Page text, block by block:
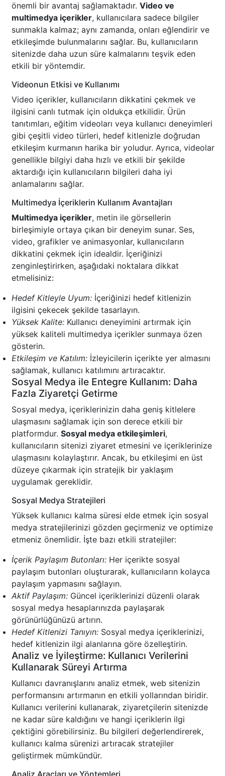
önemli bir avantaj sağlamaktadır. Video ve
multimedya içerikler, kullanıcılara sadece bilgiler
sunmakla kalmaz; aynı zamanda, onları eğlendirir ve
etkileşimde bulunmalarını sağlar. Bu, kullanıcıların
sitenizde daha uzun süre kalmalarını teşvik eden
etkili bir yöntemdir.
Videonun Etkisi ve Kullanımı
Video içerikler, kullanıcıların dikkatini çekmek ve
ilgisini canlı tutmak için oldukça etkilidir. Ürün
tanıtımları, eğitim videoları veya kullanıcı deneyimleri
gibi çeşitli video türleri, hedef kitlenizle doğrudan
etkileşim kurmanın harika bir yoludur. Ayrıca, videolar
genellikle bilgiyi daha hızlı ve etkili bir şekilde
aktardığı için kullanıcıların bilgileri daha iyi
anlamalarını sağlar.
Multimedya İçeriklerin Kullanım Avantajları
Multimedya içerikler, metin ile görsellerin
birleşimiyle ortaya çıkan bir deneyim sunar. Ses,
video, grafikler ve animasyonlar, kullanıcıların
dikkatini çekmek için idealdir. İçeriğinizi
zenginleştirirken, aşağıdaki noktalara dikkat
etmelisiniz:
Hedef Kitleyle Uyum: İçeriğinizi hedef kitlenizin
ilgisini çekecek şekilde tasarlayın.
Yüksek Kalite: Kullanıcı deneyimini artırmak için
yüksek kaliteli multimedya içerikler sunmaya özen
gösterin.
Etkileşim ve Katılım: İzleyicilerin içerikte yer almasını
sağlamak, kullanıcı katılımını artıracaktır.
Sosyal Medya ile Entegre Kullanım: Daha
Fazla Ziyaretçi Getirme
Sosyal medya, içeriklerinizin daha geniş kitlelere
ulaşmasını sağlamak için son derece etkili bir
platformdur. Sosyal medya etkileşimleri,
kullanıcıların sitenizi ziyaret etmesini ve içeriklerinize
ulaşmasını kolaylaştırır. Ancak, bu etkileşimi en üst
düzeye çıkarmak için stratejik bir yaklaşım
uygulamak gereklidir.
Sosyal Medya Stratejileri
Yüksek kullanıcı kalma süresi elde etmek için sosyal
medya stratejilerinizi gözden geçirmeniz ve optimize
etmeniz önemlidir. İşte bazı etkili stratejiler:
İçerik Paylaşım Butonları: Her içerikte sosyal
paylaşım butonları oluşturarak, kullanıcıların kolayca
paylaşım yapmasını sağlayın.
Aktif Paylaşım: Güncel içeriklerinizi düzenli olarak
sosyal medya hesaplarınızda paylaşarak
görünürlüğünüzü artırın.
Hedef Kitlenizi Tanıyın: Sosyal medya içeriklerinizi,
hedef kitlenizin ilgi alanlarına göre özelleştirin.
Analiz ve İyileştirme: Kullanıcı Verilerini
Kullanarak Süreyi Artırma
Kullanıcı davranışlarını analiz etmek, web sitenizin
performansını artırmanın en etkili yollarından biridir.
Kullanıcı verilerini kullanarak, ziyaretçilerin sitenizde
ne kadar süre kaldığını ve hangi içeriklerin ilgi
çektiğini görebilirsiniz. Bu bilgileri değerlendirerek,
kullanıcı kalma sürenizi artıracak stratejiler
geliştirmek mümkündür.